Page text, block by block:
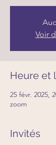
Voir
Heure et
25 févr. 2025,
zoom
Invités